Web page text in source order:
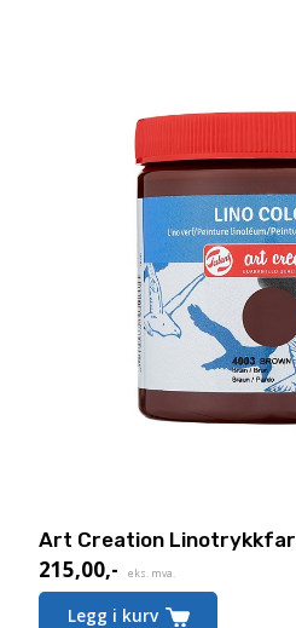
Art Creation
215,00,- eks. mva.
Legg i kurv